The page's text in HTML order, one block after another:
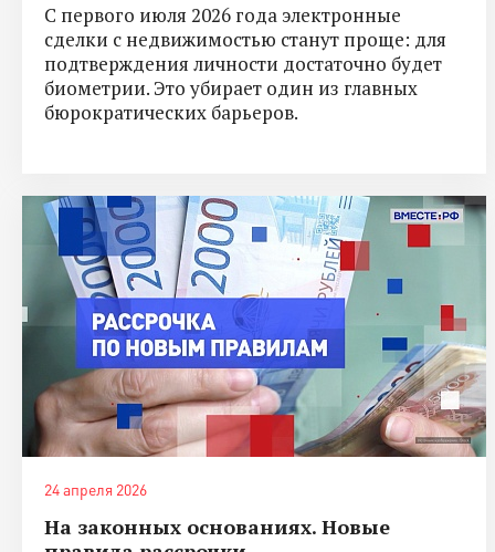
С первого июля 2026 года электронные
сделки с недвижимостью станут проще: для
подтверждения личности достаточно будет
биометрии. Это убирает один из главных
бюрократических барьеров.
24 апреля 2026
На законных основаниях. Новые